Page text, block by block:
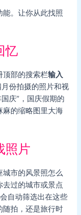
能。让你从此找照
忆
顶部的搜索栏输入
份拍摄的照片和视
庆”，国庆假期的
麻的缩略图里大海
照片
市的风景照怎么
去过的城市或景点
自动筛选出在这些
随拍，还是旅行时